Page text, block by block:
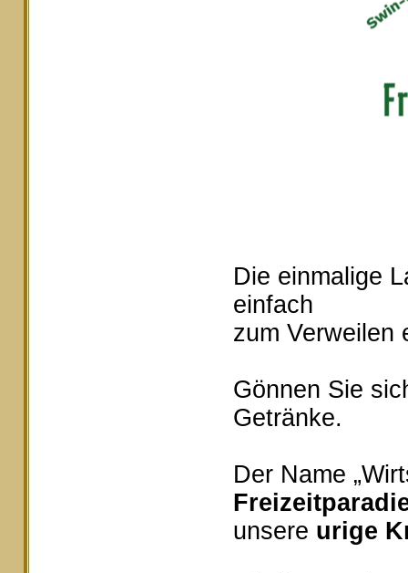
Die einmalige
einfach
zum Verweilen
Gönnen Sie
Getränke.
Der Name
unsere urige